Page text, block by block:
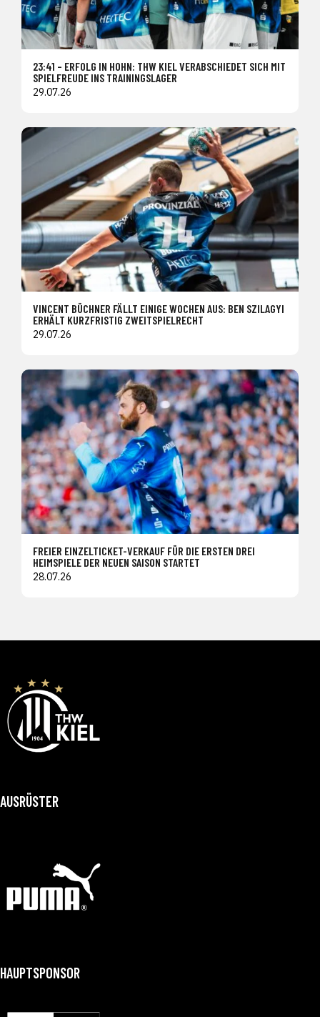
23:41 – ERFOLG IN HOHN: THW KIEL VERABSCHIEDET SICH MIT
SPIELFREUDE INS TRAININGSLAGER
29.07.26
VINCENT BÜCHNER FÄLLT EINIGE WOCHEN AUS: BEN SZILAGYI
ERHÄLT KURZFRISTIG ZWEITSPIELRECHT
29.07.26
FREIER EINZELTICKET-VERKAUF FÜR DIE ERSTEN DREI
HEIMSPIELE DER NEUEN SAISON STARTET
28.07.26
AUSRÜSTER
HAUPTSPONSOR